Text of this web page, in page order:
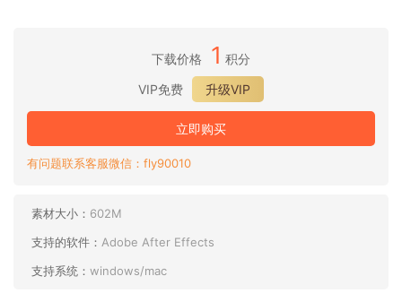
下载价格 1 积分
VIP免费
升级VIP
立即购买
有问题联系客服微信：fly90010
素材大小： 602M
支持的软件： Adobe After Effects
支持系统： windows/mac